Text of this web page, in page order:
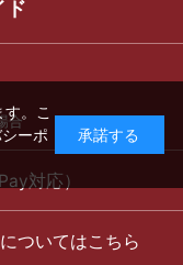
ド
合
対応）
ついてはこちら
。こ
ーポ
承諾する